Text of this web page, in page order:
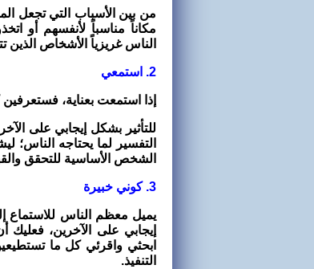
من بين الأسباب التي تجعل
مكاناً مناسباً لأنفسهم أو
الناس غريزياً الأشخاص
2. استمعي
إذا استمعت بعناية،
للتأثير بشكل إيجابي على
التفسير لما يحتاجه الناس؛
الشخص الأساسية للتحقق
3. كوني خبيرة
يميل معظم الناس للاستماع
إيجابي على الآخرين،
ابحثي واقرئي كل ما
التنفيذ.